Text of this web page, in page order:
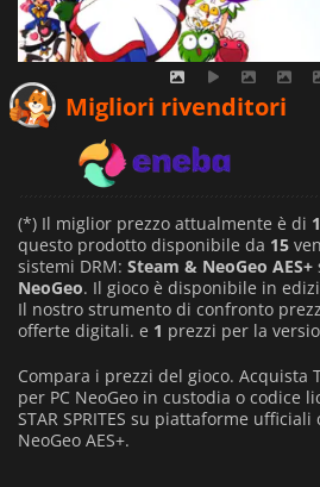
Migliori rivenditori
(*) Il miglior prezzo attualmente è di
questo prodotto disponibile da 15
sistemi DRM: Steam & NeoGeo AES+
NeoGeo. Il gioco è disponibile in
Il nostro strumento di confronto
offerte digitali. e 1 prezzi per la
Compara i prezzi del gioco. Acquista
per PC NeoGeo in custodia o codice
STAR SPRITES su piattaforme
NeoGeo AES+.